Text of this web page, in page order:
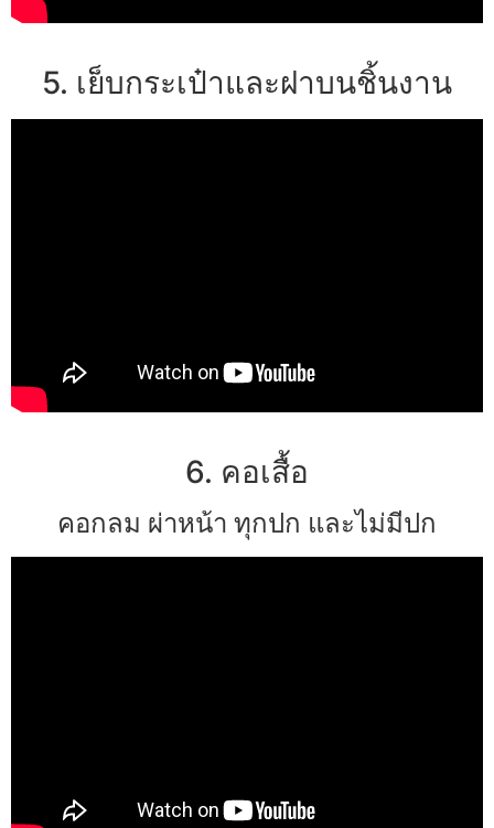
5. เย็บกระเป๋าและฝาบนชิ้นงาน
6. คอเสื้อ
คอกลม ผ่าหน้า ทุกปก และไม่มีปก